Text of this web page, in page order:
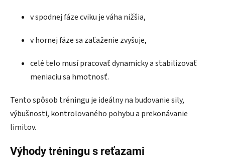
v spodnej fáze cviku je váha nižšia,
v hornej fáze sa zaťaženie zvyšuje,
celé telo musí pracovať dynamicky a stabilizovať
meniaciu sa hmotnosť.
Tento spôsob tréningu je ideálny na budovanie sily,
výbušnosti, kontrolovaného pohybu a prekonávanie
limitov.
Výhody tréningu s reťazami